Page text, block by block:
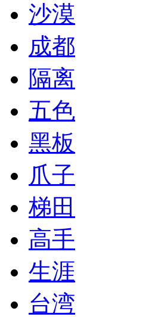
沙漠
成都
隔离
五色
黑板
爪子
梯田
高手
生涯
台湾